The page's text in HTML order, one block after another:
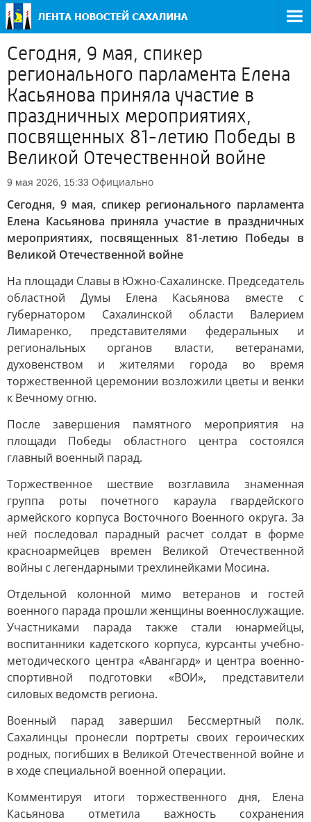
Сегодня, 9 мая, спикер
регионального парламента Елена
Касьянова приняла участие в
праздничных мероприятиях,
посвященных 81-летию Победы в
Великой Отечественной войне
9 мая 2026, 15:33 Официально
Сегодня, 9 мая, спикер регионального парламента
Елена Касьянова приняла участие в праздничных
мероприятиях, посвященных 81-летию Победы в
Великой Отечественной войне
На площади Славы в Южно-Сахалинске. Председатель
областной Думы Елена Касьянова вместе с
губернатором Сахалинской области Валерием
Лимаренко, представителями федеральных и
региональных органов власти, ветеранами,
духовенством и жителями города во время
торжественной церемонии возложили цветы и венки
к Вечному огню.
После завершения памятного мероприятия на
площади Победы областного центра состоялся
главный военный парад.
Торжественное шествие возглавила знаменная
группа роты почетного караула гвардейского
армейского корпуса Восточного Военного округа. За
ней последовал парадный расчет солдат в форме
красноармейцев времен Великой Отечественной
войны с легендарными трехлинейками Мосина.
Отдельной колонной мимо ветеранов и гостей
военного парада прошли женщины военнослужащие.
Участниками парада также стали юнармейцы,
воспитанники кадетского корпуса, курсанты учебно-
методического центра «Авангард» и центра военно-
спортивной подготовки «ВОИ», представители
силовых ведомств региона.
Военный парад завершил Бессмертный полк.
Сахалинцы пронесли портреты своих героических
родных, погибших в Великой Отечественной войне и
в ходе специальной военной операции.
Комментируя итоги торжественного дня, Елена
Касьянова отметила важность сохранения